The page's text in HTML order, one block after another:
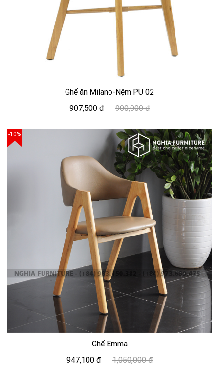
Ghế ăn Milano-Nệm PU 02
907,500 đ
900,000 đ
-10%
Ghế Emma
947,100 đ
1,050,000 đ